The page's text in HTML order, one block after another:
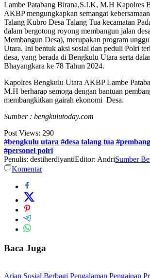
Lambe Patabang Birana,S.I.K, M.H Kapolres
AKBP mengungkapkan semangat
Talang Kubro Desa Talang Tua kecamatan
dalam bergotong royong membangun jalan
Membangun Desa), merupakan program
Utara. Ini bentuk aksi sosial dan peduli Polri
desa, yang berada di Bengkulu Utara serta
Bhayangkara ke 78 Tahun 2024.
Kapolres Bengkulu Utara AKBP Lambe
M.H berharap semoga dengan bantuan
membangkitkan gairah ekonomi Desa.
Sumber : bengkulutoday.com
Post Views: 290
#bengkulu utara #desa talang tua
#personel polri
Penulis: destiherdiyantiEditor: AndriSumber
Komentar
Baca Juga
Arian Sosial Berbagi Pengalaman Pengajuan